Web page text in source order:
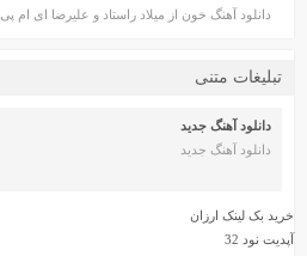
دانلود آهنگ خون از میلاد راستاد و علیرضا ای ام پی
تبلیغات متنی
دانلود آهنگ جدید
دانلود آهنگ جدید
خرید بک لینک ارزان
آپدیت نود 32